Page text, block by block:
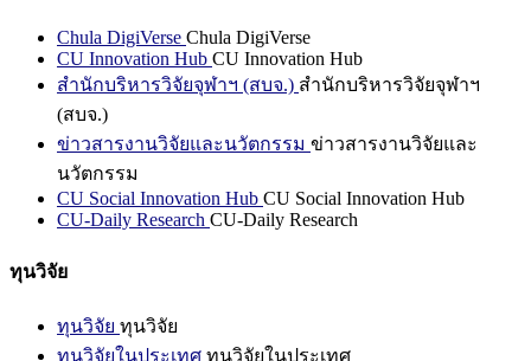
Chula DigiVerse Chula DigiVerse
CU Innovation Hub CU Innovation Hub
สำนักบริหารวิจัยจุฬาฯ (สบจ.) สำนักบริหารวิจัยจุฬาฯ
(สบจ.)
ข่าวสารงานวิจัยและนวัตกรรม ข่าวสารงานวิจัยและ
นวัตกรรม
CU Social Innovation Hub CU Social Innovation Hub
CU-Daily Research CU-Daily Research
ทุนวิจัย
ทุนวิจัย ทุนวิจัย
ทุนวิจัยในประเทศ ทุนวิจัยในประเทศ